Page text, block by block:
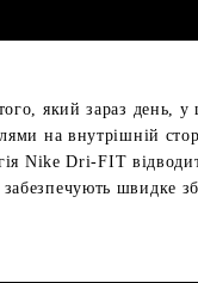
який зараз
на внутрішній
Nike Dri-FIT
швидке